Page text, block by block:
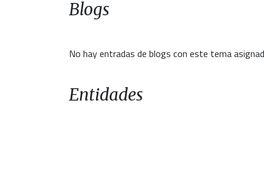
Blogs
No hay entradas de blogs con este tema
Entidades